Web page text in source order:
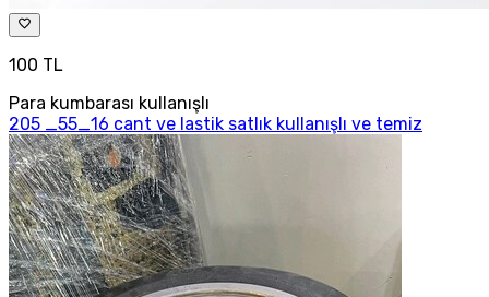
100 TL
Para kumbarası kullanışlı
205 _55_16 cant ve lastik satlık kullanışlı ve temiz